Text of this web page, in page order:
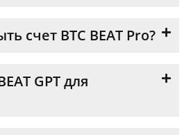
счет BTC BEAT Pro?
GPT для